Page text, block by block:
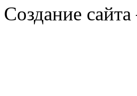
Создание